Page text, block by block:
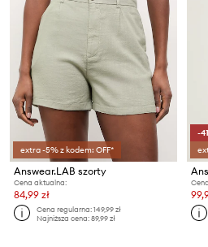
extra -5% z kodem: OFF*
Answear.LAB szorty
Cena aktualna:
84,99 zł
Cena regularna:149,99 zł
Najniższa cena:89,99 zł
-